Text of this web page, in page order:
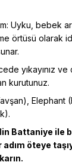
Uyku, bebek
örtüsü olarak
yıkayınız
kurutunuz.
Elephant
Battaniye ile
öteye